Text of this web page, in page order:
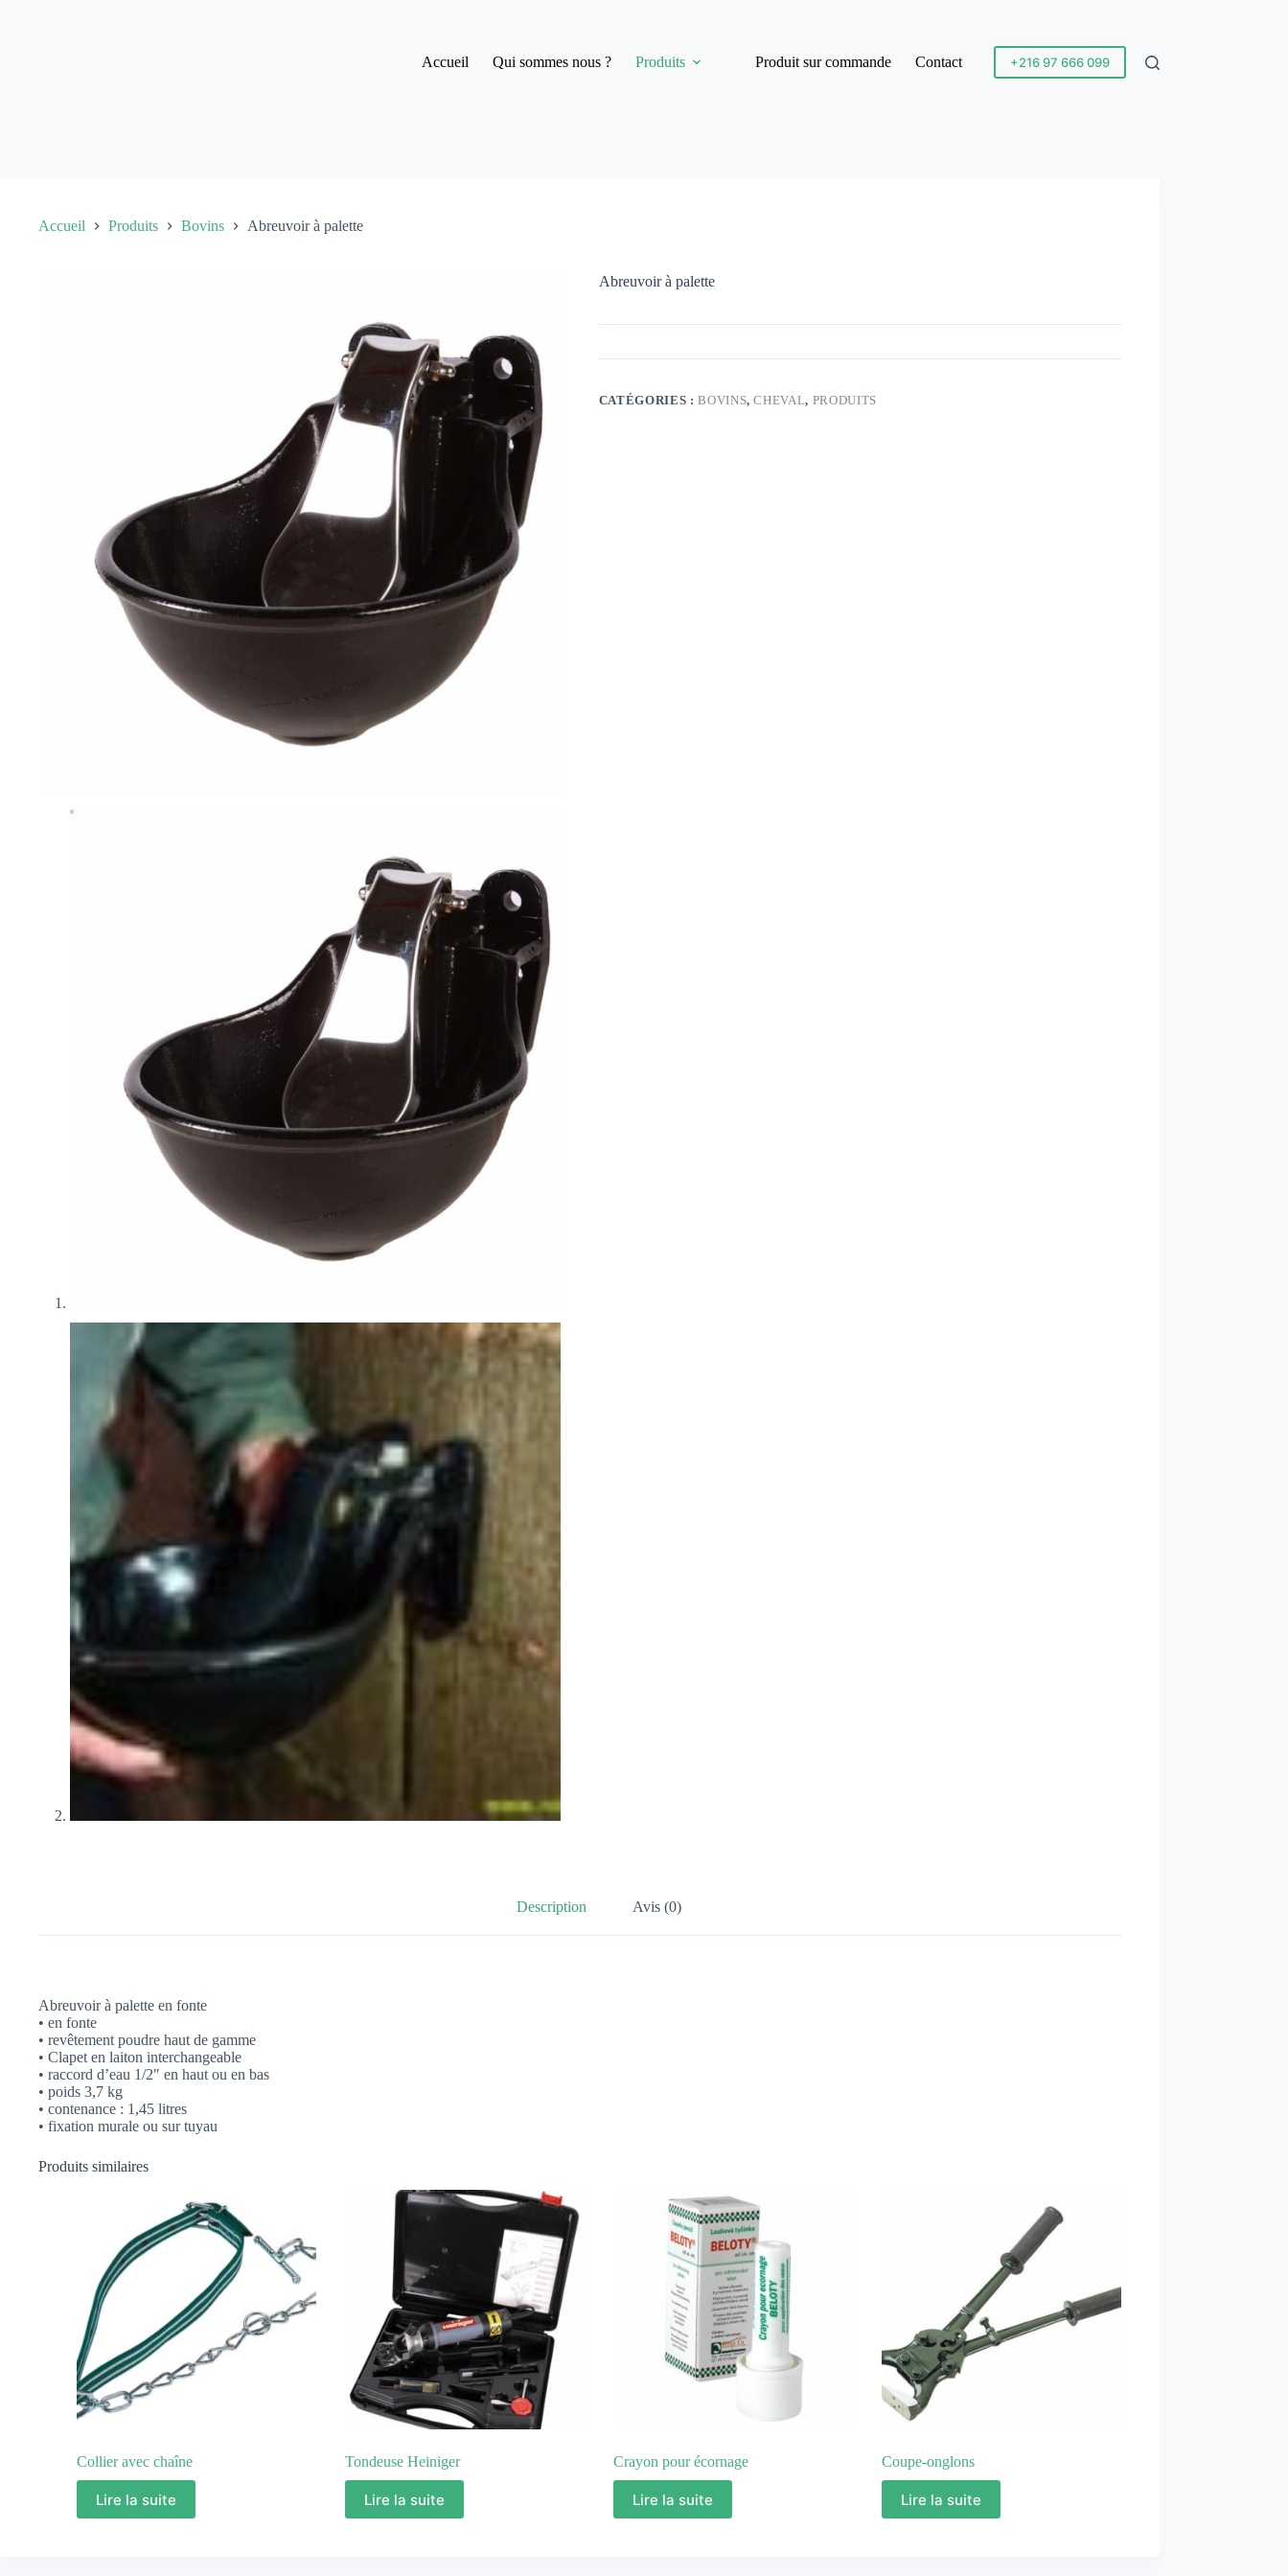
Accueil
Qui sommes nous ? Produits Produit sur commande Contact +216 97 666 099
Accueil Produits Bovins Abreuvoir à palette
Abreuvoir à palette
CATÉGORIES :BOVINS,CHEVAL, PRODUITS
Description Avis (0)
Abreuvoir à palette en fonte
• en fonte
• revêtement poudre haut de gamme
• Clapet en laiton interchangeable
• raccord d’eau 1/2″ en haut ou en bas
• poids 3,7 kg
• contenance : 1,45 litres
• fixation murale ou sur tuyau
Produits similaires
Collier avec chaîne
Lire la suite
Tondeuse Heiniger
Lire la suite
Crayon pour écornage
Lire la suite
Coupe-onglons
Lire la suite